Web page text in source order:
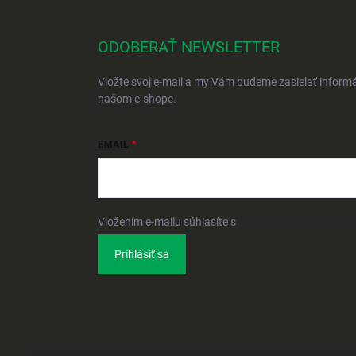
ODOBERAŤ NEWSLETTER
Vložte svoj e-mail a my Vám budeme zasielať
našom e-shope.
EMAIL
Vložením e-mailu súhlasíte s
Prihlásiť sa